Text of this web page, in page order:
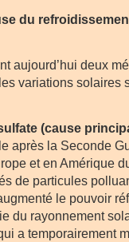
du
aujourd’hui deux
variations solaires
(cause
après la Seconde
et en Amérique
de particules
le pouvoir
du rayonnement
a temporairement